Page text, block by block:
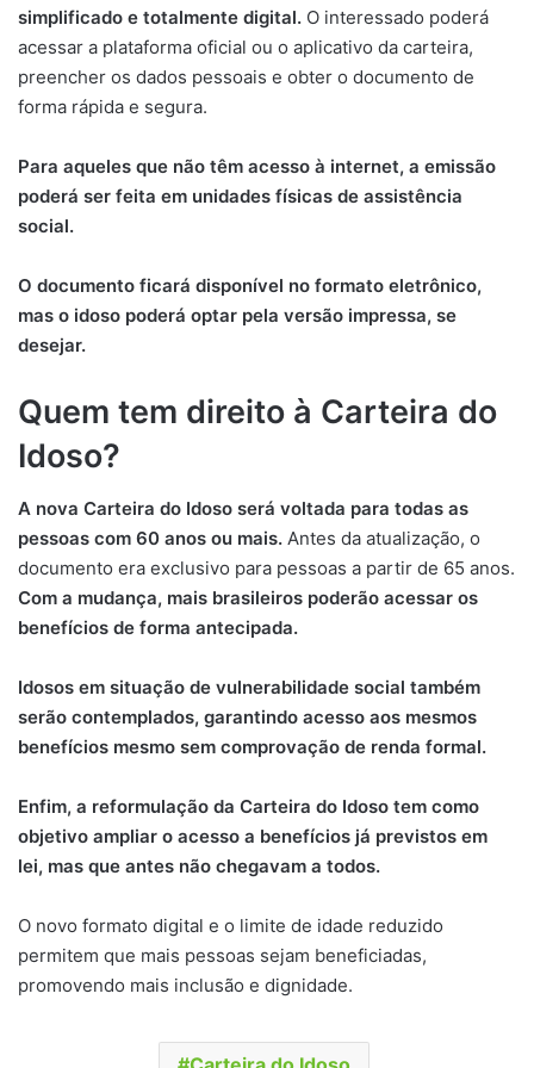
simplificado e totalmente digital. O interessado poderá
acessar a plataforma oficial ou o aplicativo da carteira,
preencher os dados pessoais e obter o documento de
forma rápida e segura.
Para aqueles que não têm acesso à internet, a emissão
poderá ser feita em unidades físicas de assistência
social.
O documento ficará disponível no formato eletrônico,
mas o idoso poderá optar pela versão impressa, se
desejar.
Quem tem direito à Carteira do
Idoso?
A nova Carteira do Idoso será voltada para todas as
pessoas com 60 anos ou mais. Antes da atualização, o
documento era exclusivo para pessoas a partir de 65 anos.
Com a mudança, mais brasileiros poderão acessar os
benefícios de forma antecipada.
Idosos em situação de vulnerabilidade social também
serão contemplados, garantindo acesso aos mesmos
benefícios mesmo sem comprovação de renda formal.
Enfim, a reformulação da Carteira do Idoso tem como
objetivo ampliar o acesso a benefícios já previstos em
lei, mas que antes não chegavam a todos.
O novo formato digital e o limite de idade reduzido
permitem que mais pessoas sejam beneficiadas,
promovendo mais inclusão e dignidade.